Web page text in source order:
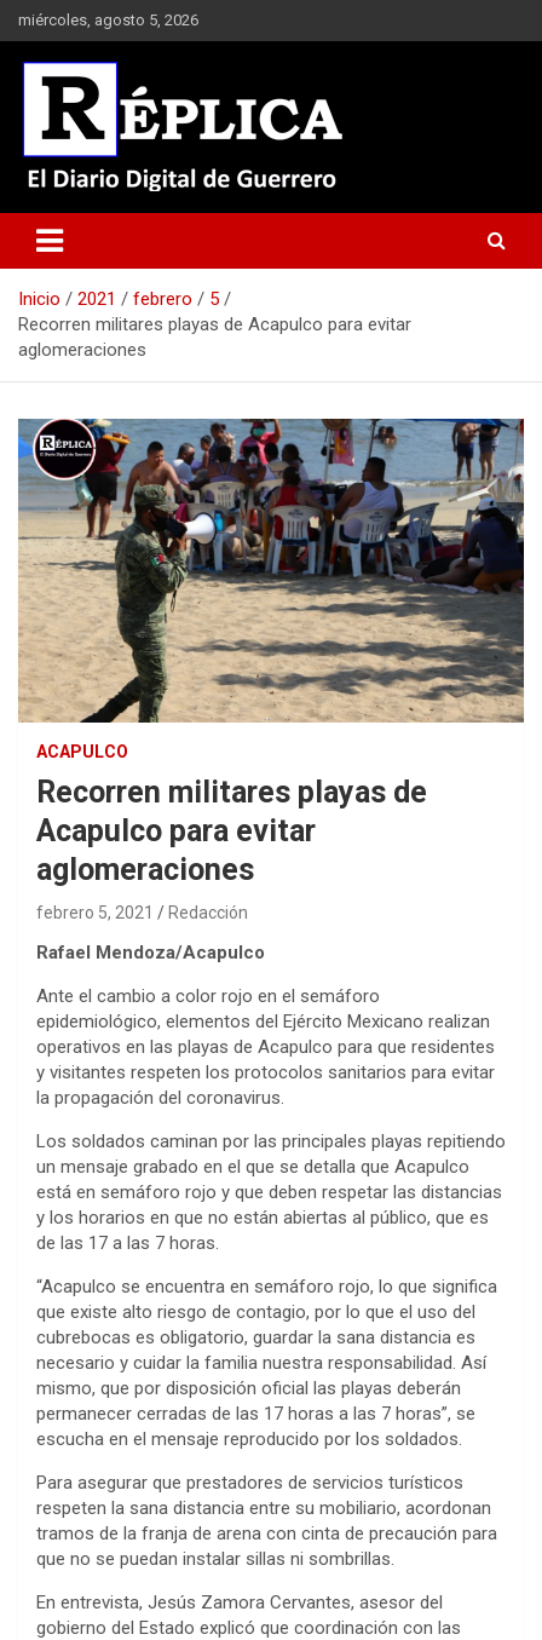
Saltar
al
contenido
miércoles, agosto 5, 2026
Réplica
Inicio 2021 febrero
5
Recorren militares playas de Acapulco para evitar
aglomeraciones
ACAPULCO
Recorren militares playas de
Acapulco para evitar
aglomeraciones
febrero 5, 2021 Redacción
Rafael Mendoza/Acapulco
Ante el cambio a color rojo en el semáforo
epidemiológico, elementos del Ejército Mexicano realizan
operativos en las playas de Acapulco para que residentes
y visitantes respeten los protocolos sanitarios para evitar
la propagación del coronavirus.
Los soldados caminan por las principales playas repitiendo
un mensaje grabado en el que se detalla que Acapulco
está en semáforo rojo y que deben respetar las distancias
y los horarios en que no están abiertas al público, que es
de las 17 a las 7 horas.
“Acapulco se encuentra en semáforo rojo, lo que significa
que existe alto riesgo de contagio, por lo que el uso del
cubrebocas es obligatorio, guardar la sana distancia es
necesario y cuidar la familia nuestra responsabilidad. Así
mismo, que por disposición oficial las playas deberán
permanecer cerradas de las 17 horas a las 7 horas”, se
escucha en el mensaje reproducido por los soldados.
Para asegurar que prestadores de servicios turísticos
respeten la sana distancia entre su mobiliario, acordonan
tramos de la franja de arena con cinta de precaución para
que no se puedan instalar sillas ni sombrillas.
En entrevista, Jesús Zamora Cervantes, asesor del
gobierno del Estado explicó que coordinación con las